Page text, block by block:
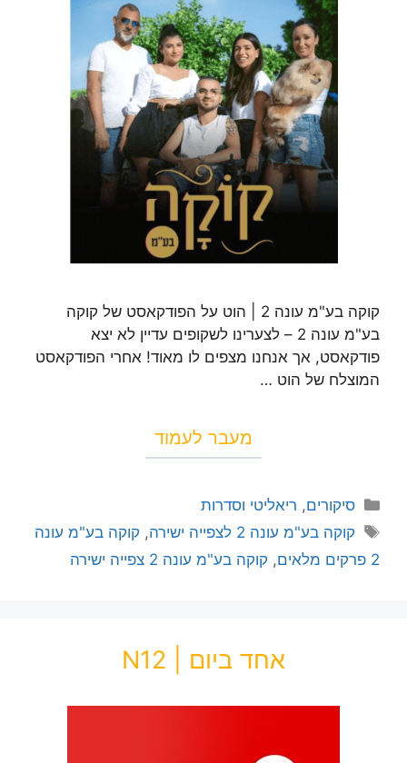
קוקה בע"מ עונה 2 | הוט על הפודקאסט של קוקה
בע"מ עונה 2 – לצערינו לשקופים עדיין לא יצא
פודקאסט, אך אנחנו מצפים לו מאוד! אחרי הפודקאסט
המוצלח של הוט …
מעבר לעמוד
סיקורים, ריאליטי וסדרות
קוקה בע"מ עונה 2 לצפייה ישירה
, קוקה בע"מ עונה
2 פרקים מלאים
, קוקה בע"מ עונה 2 צפייה ישירה
אחד ביום | N12